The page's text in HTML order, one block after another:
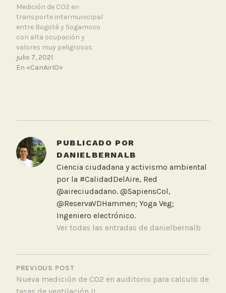
Medición de CO2 en
transporte intermunicipal
entre Bogotá y Sogamoso
con alta ocupación y
valores muy peligrosos
julio 7, 2021
En «CanAirIO»
e
d
g
i
PUBLICADO POR
DANIELBERNALB
Ciencia ciudadana y activismo ambiental
por la #CalidadDelAire, Red
@aireciudadano. @SapiensCol,
@ReservaVDHammen; Yoga Veg;
Ingeniero electrónico.
Ver todas las entradas de danielbernalb
NAVEGACIÓN
DE
ENTRADAS
PREVIOUS POST
Nueva medición de CO2 en auditorio para calculo de